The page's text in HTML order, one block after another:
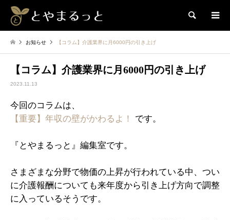
検索
お知らせ 【コラム】介護業界に月6000円の引き上げ
【コラム】介護業界に月6000円の引き上げ
2023.11.13
今回のコラムは、
【重要】年収の壁がかわるよ！ です。
『とやまるっと』編集室です。
さまざまな分野で物価の上昇が行われている中、つい
に介護報酬についても来年度から引き上げ方向で調整
に入っているそうです。